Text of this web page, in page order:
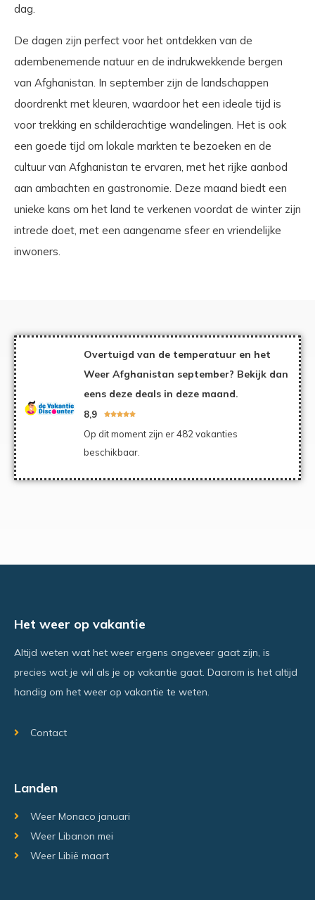
dag.
De dagen zijn perfect voor het ontdekken van de
adembenemende natuur en de indrukwekkende bergen
van Afghanistan. In september zijn de landschappen
doordrenkt met kleuren, waardoor het een ideale tijd is
voor trekking en schilderachtige wandelingen. Het is ook
een goede tijd om lokale markten te bezoeken en de
cultuur van Afghanistan te ervaren, met het rijke aanbod
aan ambachten en gastronomie. Deze maand biedt een
unieke kans om het land te verkenen voordat de winter zijn
intrede doet, met een aangename sfeer en vriendelijke
inwoners.
Overtuigd van de temperatuur en het
Weer Afghanistan september? Bekijk dan
eens deze deals in deze maand.
8,9 
Op dit moment zijn er 482 vakanties
beschikbaar.
Het weer op vakantie
Altijd weten wat het weer ergens ongeveer gaat zijn, is
precies wat je wil als je op vakantie gaat. Daarom is het altijd
handig om het weer op vakantie te weten.
Contact
Landen
Weer Monaco januari
Weer Libanon mei
Weer Libië maart